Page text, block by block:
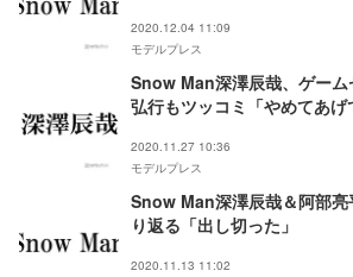
2020.12.04 11:09
モデルプレス
Snow Man深澤辰哉、ゲー
弘行もツッコミ「やめてあげ
2020.11.27 10:36
モデルプレス
Snow Man深澤辰哉＆阿部
り返る「出し切った」
2020.11.13 11:02